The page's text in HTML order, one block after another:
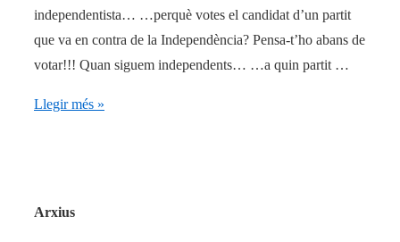
independentista… …perquè votes el candidat d’un partit
que va en contra de la Independència? Pensa-t’ho abans de
votar!!! Quan siguem independents… …a quin partit …
Reflexions
Llegir més »
Arxius